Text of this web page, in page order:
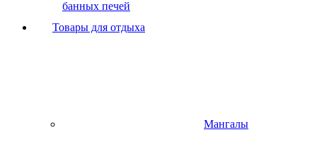
банных печей
Товары для отдыха
Мангалы